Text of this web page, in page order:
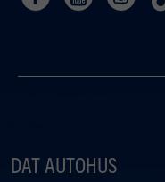
DAT AUTOHUS